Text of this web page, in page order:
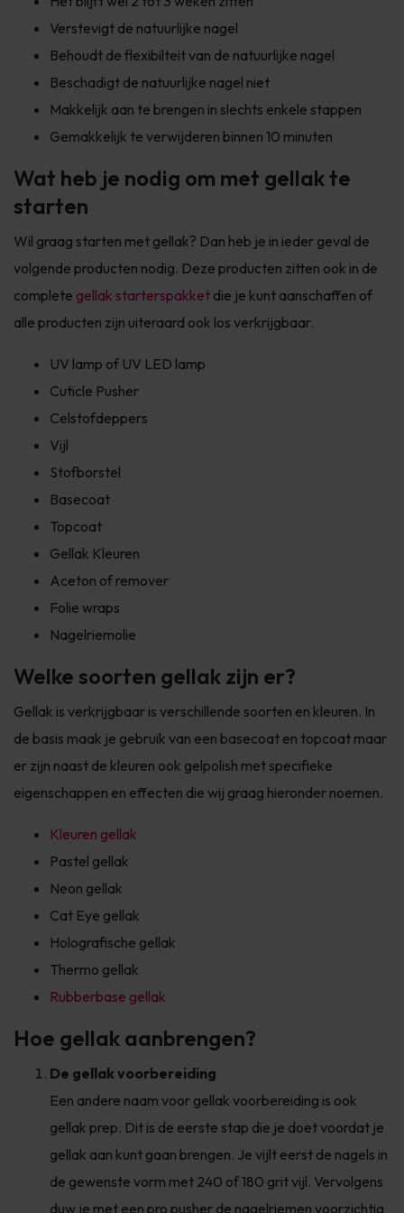
Verstevigt de natuurlijke nagel
Behoudt de flexibilteit van de natuurlijke nagel
Beschadigt de natuurlijke nagel niet
Makkelijk aan te brengen in slechts enkele stappen
Gemakkelijk te verwijderen binnen 10 minuten
Wat heb je nodig om met gellak te
starten
Wil graag starten met gellak? Dan heb je in ieder geval de
volgende producten nodig. Deze producten zitten ook in de
complete gellak starterspakket die je kunt aanschaffen of
alle producten zijn uiteraard ook los verkrijgbaar.
UV lamp of UV LED lamp
Cuticle Pusher
Celstofdeppers
Vijl
Stofborstel
Basecoat
Topcoat
Gellak Kleuren
Aceton of remover
Folie wraps
Nagelriemolie
Welke soorten gellak zijn er?
Gellak is verkrijgbaar is verschillende soorten en kleuren. In
de basis maak je gebruik van een basecoat en topcoat maar
er zijn naast de kleuren ook gelpolish met specifieke
eigenschappen en effecten die wij graag hieronder noemen.
Kleuren gellak
Pastel gellak
Neon gellak
Cat Eye gellak
Holografische gellak
Thermo gellak
Rubberbase gellak
Hoe gellak aanbrengen?
De gellak voorbereiding
Een andere naam voor gellak voorbereiding is ook
gellak prep. Dit is de eerste stap die je doet voordat je
gellak aan kunt gaan brengen. Je vijlt eerst de nagels in
de gewenste vorm met 240 of 180 grit vijl. Vervolgens
duw je met een pro pusher de nagelriemen voorzichtig